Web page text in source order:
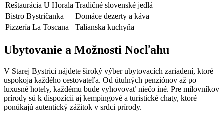
Reštaurácia U Horala Tradičné slovenské jedlá
Bistro Bystričanka
Domáce dezerty a káva
Pizzería La Toscana
Talianska kuchyňa
Ubytovanie a Možnosti Nocľahu
V Starej Bystrici nájdete široký výber ubytovacích zariadení, ktoré
uspokoja každého cestovateľa. Od útulných penziónov až po
luxusné hotely, každému bude vyhovovať niečo iné. Pre milovníkov
prírody sú k dispozícii aj kempingové a turistické chaty, ktoré
ponúkajú autentický zážitok v srdci prírody.